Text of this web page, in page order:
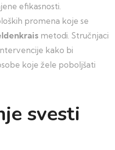
efikasnosti.
promena koje se
metodi. Stručnjaci
kako bi
koje žele poboljšati
svesti